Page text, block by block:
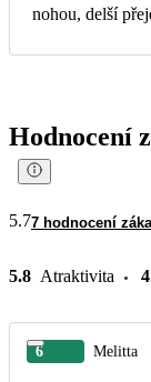
nohou, delší
Hodnocení
5.77 hodnocení
5.8 Atraktivita
6 Melitta